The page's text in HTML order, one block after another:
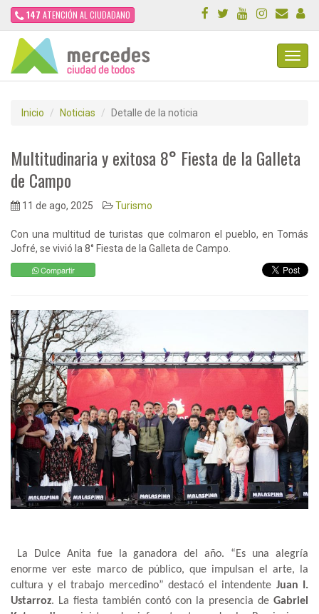
147 ATENCIÓN AL CIUDADANO
Inicio Noticias Detalle de la noticia
Multitudinaria y exitosa 8° Fiesta de la Galleta
de Campo
11 de ago, 2025 Turismo
Con una multitud de turistas que colmaron el pueblo, en Tomás
Jofré, se vivió la 8° Fiesta de la Galleta de Campo.
Compartir
La Dulce Anita fue la ganadora del año. “Es una alegría
enorme ver este marco de público, que impulsan el arte, la
cultura y el trabajo mercedino” destacó el intendente Juan I.
Ustarroz. La fiesta también contó con la presencia de Gabriel